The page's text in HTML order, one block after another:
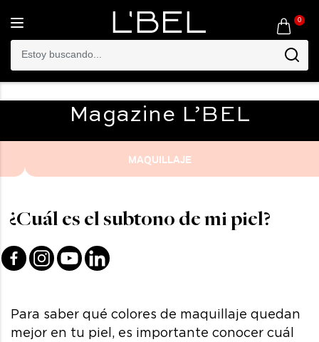
0
Magazine L’BEL
MAQUILLAJE
¿Cuál es el subtono de mi piel?
Para saber qué colores de maquillaje quedan
mejor en tu piel, es importante conocer cuál